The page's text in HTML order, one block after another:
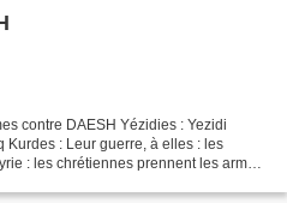
contre DAESH Yézidies : Yezidi
Kurdes : Leur guerre, à elles : les
: les chrétiennes prennent les armes